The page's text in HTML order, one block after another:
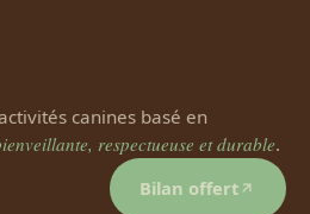
canines basé en
respectueuse et durable.
Bilan offert